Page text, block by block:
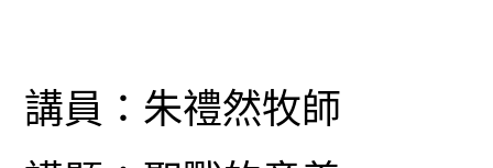
講員：朱禮然牧師